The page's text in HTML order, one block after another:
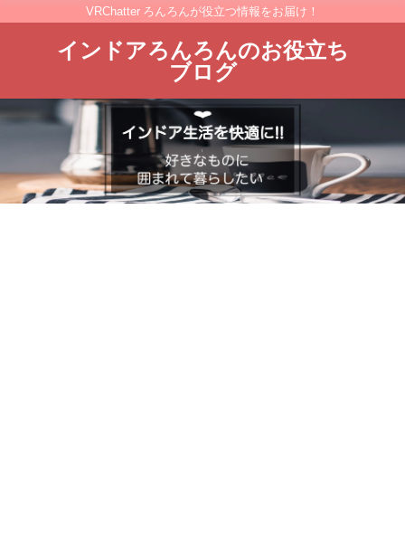
VRChatter ろんろんが役立つ情報をお届け！
インドアろんろんのお役立ち
ブログ